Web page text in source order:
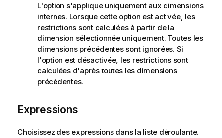
L'option s'applique uniquement aux dimensions
internes. Lorsque cette option est activée, les
restrictions sont calculées à partir de la
dimension sélectionnée uniquement. Toutes les
dimensions précédentes sont ignorées. Si
l'option est désactivée, les restrictions sont
calculées d'après toutes les dimensions
précédentes.
Expressions
Choisissez des expressions dans la liste déroulante.